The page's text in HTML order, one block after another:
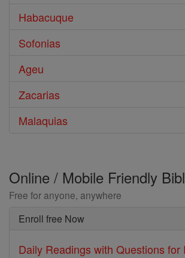
Habacuque
Sofonias
Ageu
Zacarias
Malaquias
Online / Mobile Friendly
Free for anyone, anywhere
Enroll free Now
Daily Readings with Questions for